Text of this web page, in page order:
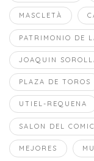
MASCLETÀ
PATRIMONIO DE
JOAQUIN
PLAZA DE TOROS
UTIEL-REQUENA
SALON DEL COMIC
MEJORES